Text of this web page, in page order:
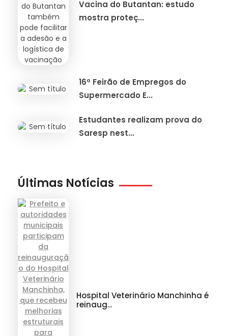
Vacina do Butantan: estudo
mostra proteç...
16º Feirão de Empregos do
Supermercado E...
Estudantes realizam prova do
Saresp nest...
Últimas Notícias
Hospital Veterinário Manchinha é
reinaug...